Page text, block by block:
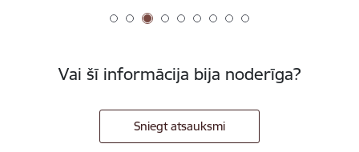
Vai šī informācija bija noderīga?
Sniegt atsauksmi